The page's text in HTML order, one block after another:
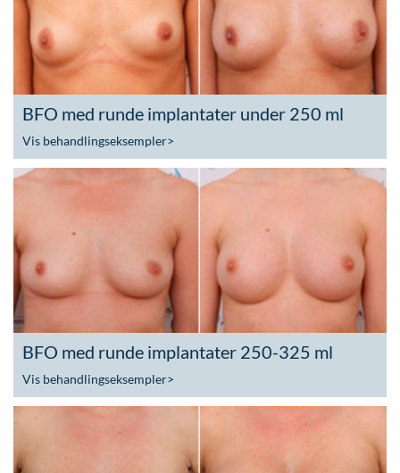
BFO med runde implantater under 250 ml
Vis behandlingseksempler>
BFO med runde implantater 250-325 ml
Vis behandlingseksempler>